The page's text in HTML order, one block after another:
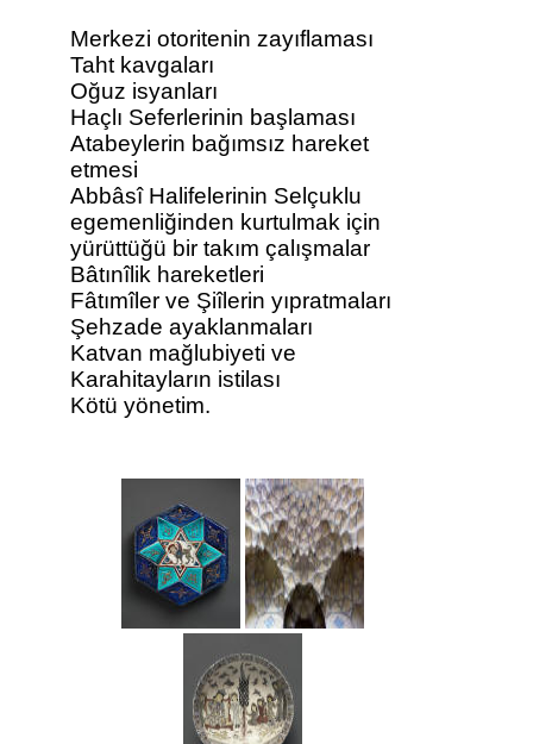
Merkezi otoritenin zayıflaması
Taht kavgaları
Oğuz isyanları
Haçlı Seferlerinin başlaması
Atabeylerin bağımsız hareket
etmesi
Abbâsî Halifelerinin Selçuklu
egemenliğinden kurtulmak için
yürüttüğü bir takım çalışmalar
Bâtınîlik hareketleri
Fâtımîler ve Şiîlerin yıpratmaları
Şehzade ayaklanmaları
Katvan mağlubiyeti ve
Karahitayların istilası
Kötü yönetim.